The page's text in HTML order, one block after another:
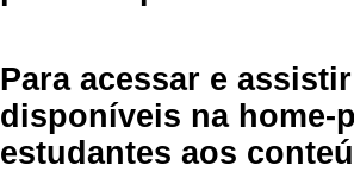
Para acessar e
disponíveis na home-
estudantes aos